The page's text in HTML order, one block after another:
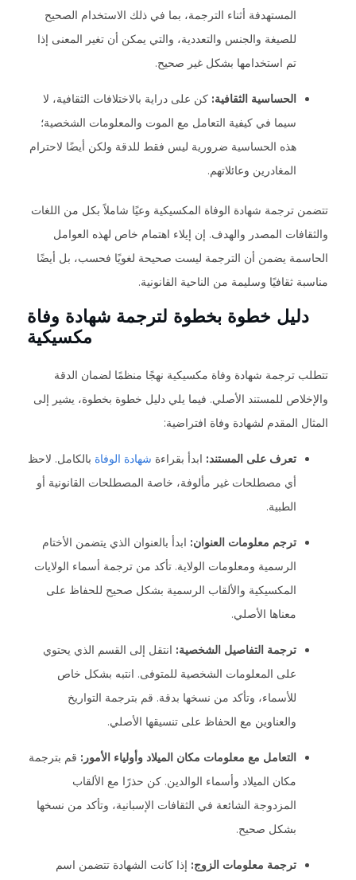
المستهدفة أثناء الترجمة، بما في ذلك الاستخدام الصحيح
للصيغة والجنس والتعددية، والتي يمكن أن تغير المعنى إذا
تم استخدامها بشكل غير صحيح.
الحساسية الثقافية: كن على دراية بالاختلافات الثقافية، لا
سيما في كيفية التعامل مع الموت والمعلومات الشخصية؛
هذه الحساسية ضرورية ليس فقط للدقة ولكن أيضًا لاحترام
المغادرين وعائلاتهم.
تتضمن ترجمة شهادة الوفاة المكسيكية وعيًا شاملاً بكل من اللغات
والثقافات المصدر والهدف. إن إيلاء اهتمام خاص لهذه العوامل
الحاسمة يضمن أن الترجمة ليست صحيحة لغويًا فحسب، بل أيضًا
مناسبة ثقافيًا وسليمة من الناحية القانونية.
دليل خطوة بخطوة لترجمة شهادة وفاة
مكسيكية
تتطلب ترجمة شهادة وفاة مكسيكية نهجًا منظمًا لضمان الدقة
والإخلاص للمستند الأصلي. فيما يلي دليل خطوة بخطوة، يشير إلى
المثال المقدم لشهادة وفاة افتراضية:
تعرف على المستند: ابدأ بقراءة شهادة الوفاة بالكامل. لاحظ
أي مصطلحات غير مألوفة، خاصة المصطلحات القانونية أو
الطبية.
ترجم معلومات العنوان: ابدأ بالعنوان الذي يتضمن الأختام
الرسمية ومعلومات الولاية. تأكد من ترجمة أسماء الولايات
المكسيكية والألقاب الرسمية بشكل صحيح للحفاظ على
معناها الأصلي.
ترجمة التفاصيل الشخصية: انتقل إلى القسم الذي يحتوي
على المعلومات الشخصية للمتوفى. انتبه بشكل خاص
للأسماء، وتأكد من نسخها بدقة. قم بترجمة التواريخ
والعناوين مع الحفاظ على تنسيقها الأصلي.
التعامل مع معلومات مكان الميلاد وأولياء الأمور: قم بترجمة
مكان الميلاد وأسماء الوالدين. كن حذرًا مع الألقاب
المزدوجة الشائعة في الثقافات الإسبانية، وتأكد من نسخها
بشكل صحيح.
ترجمة معلومات الزوج: إذا كانت الشهادة تتضمن اسم